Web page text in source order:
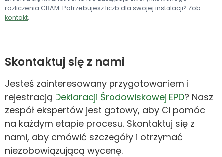
rozliczenia CBAM. Potrzebujesz liczb dla swojej instalacji? Zob.
kontakt.
Skontaktuj się z nami
Jesteś zainteresowany przygotowaniem i
rejestracją Deklaracji Środowiskowej EPD? Nasz
zespół ekspertów jest gotowy, aby Ci pomóc
na każdym etapie procesu. Skontaktuj się z
nami, aby omówić szczegóły i otrzymać
niezobowiązującą wycenę.